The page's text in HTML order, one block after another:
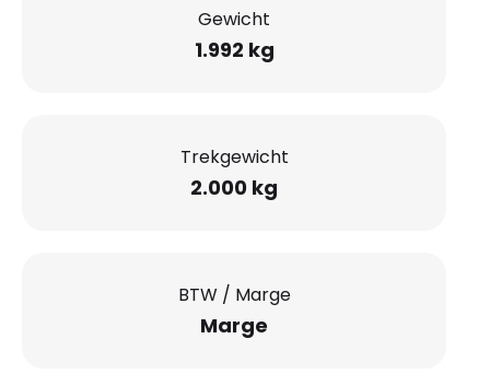
Gewicht
1.992 kg
Trekgewicht
2.000 kg
BTW / Marge
Marge